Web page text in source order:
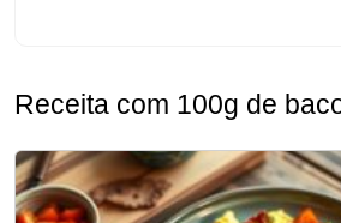
Receita com 100g de